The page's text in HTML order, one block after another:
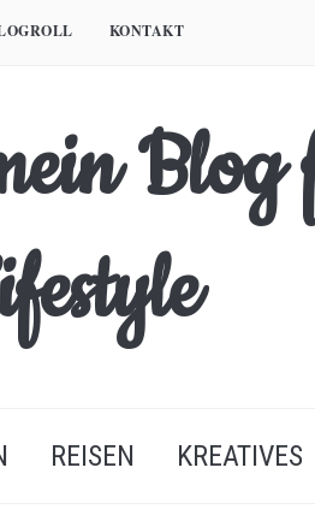
KONTAKT
REISEN KREATIVES